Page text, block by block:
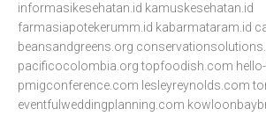
informasikesehatan.id kamuskesehatan.id
farmasiapotekerumm.id kabarmataram.id
beansandgreens.org
pacificocolombia.org topfoodish.com
pmigconference.com lesleyreynolds.com
eventfulweddingplanning.com